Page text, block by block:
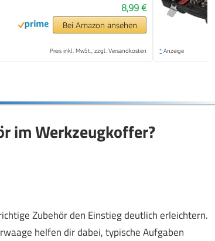
8,99 €
Bei Amazon ansehen
Preis inkl. MwSt., zzgl. Versandkosten * Anzeige
im Werkzeugkoffer?
Zubehör den Einstieg deutlich erleichtern.
helfen dir dabei, typische Aufgaben